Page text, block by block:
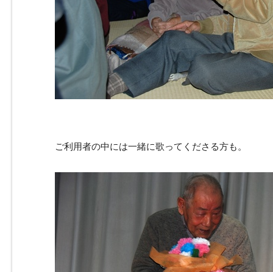
ご利用者の中には一緒に歌ってくださる方も。